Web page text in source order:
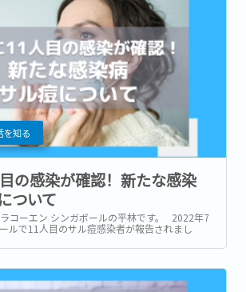
を知る
の感染が確認！新たな感染
ついて
コーエン シンガポールの平林です。 2022年7
ルで11人目のサル痘感染者が報告されまし
ーにて治療中となり、容態は安定しているそう